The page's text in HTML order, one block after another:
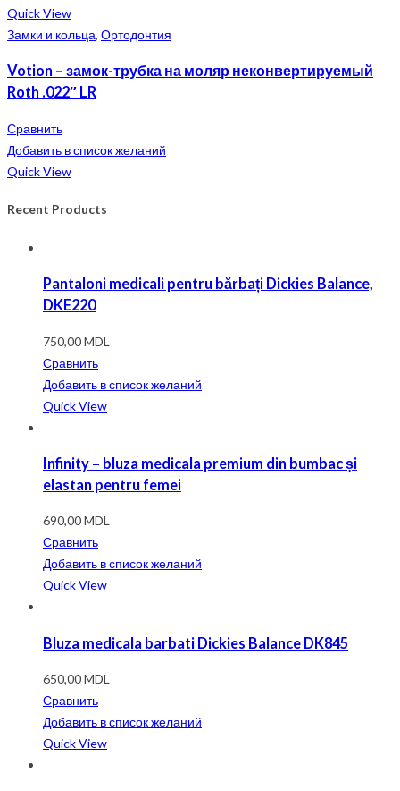
Quick View
Замки и кольца, Ортодонтия
Votion – замок-трубка на моляр неконвертируемый
Roth .022″ LR
Сравнить
Добавить в список желаний
Quick View
Recent Products
Pantaloni medicali pentru bărbați Dickies Balance,
DKE220
750,00MDL
Сравнить
Добавить в список желаний
Quick View
Infinity – bluza medicala premium din bumbac și
elastan pentru femei
690,00MDL
Сравнить
Добавить в список желаний
Quick View
Bluza medicala barbati Dickies Balance DK845
650,00MDL
Сравнить
Добавить в список желаний
Quick View